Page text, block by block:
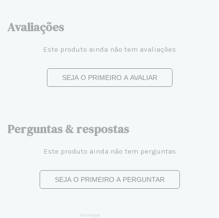
Avaliações
Este produto ainda não tem avaliações
SEJA O PRIMEIRO A AVALIAR
Perguntas & respostas
Este produto ainda não tem perguntas
SEJA O PRIMEIRO A PERGUNTAR